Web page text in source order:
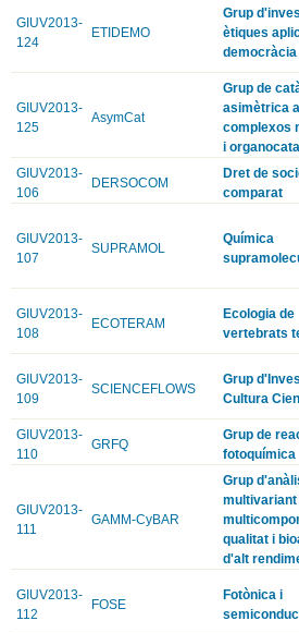
GIUV2013-
124
ETIDEMO
Grup
ètiques
democràcia
GIUV2013-
125
AsymCat
Grup de
asimètrica
complexos
i
GIUV2013-
106
DERSOCOM
Dret de
comparat
GIUV2013-
107
SUPRAMOL
Química
GIUV2013-
108
ECOTERAM
Ecologia de
vertebrats
GIUV2013-
109
SCIENCEFLOWS
Grup
Cultura
GIUV2013-
110
GRFQ
Grup de
fotoquímica
GIUV2013-
111
GAMM-CyBAR
Grup
multivariant
qualitat i
d'alt
GIUV2013-
112
FOSE
Fotònica i